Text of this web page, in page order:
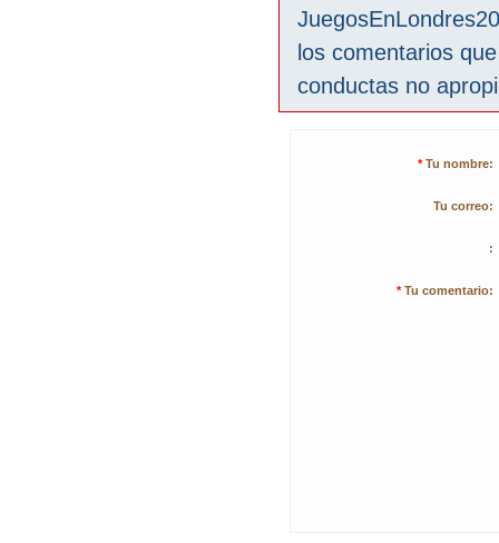
los comentarios
conductas no
* Tu nombre:
Tu correo:
:
* Tu comentario: